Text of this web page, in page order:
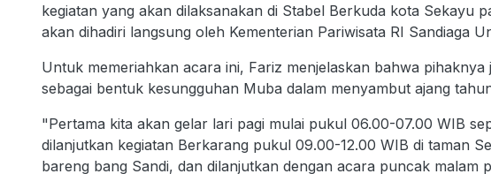
kegiatan yang akan dilaksanakan di Stabel Berkuda kota Sekayu
akan dihadiri langsung oleh Kementerian Pariwisata RI Sandiaga
Untuk memeriahkan acara ini, Fariz menjelaskan bahwa pihaknya
sebagai bentuk kesungguhan Muba dalam menyambut ajang
"Pertama kita akan gelar lari pagi mulai pukul 06.00-07.00 WIB
dilanjutkan kegiatan Berkarang pukul 09.00-12.00 WIB di taman
bareng bang Sandi, dan dilanjutkan dengan acara puncak malam